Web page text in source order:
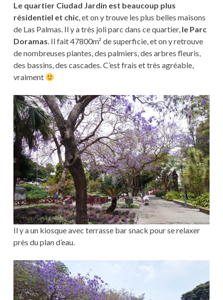
Le quartier Ciudad Jardin est beaucoup plus
résidentiel et chic, et on y trouve les plus belles maisons
de Las Palmas. Il y a très joli parc dans ce quartier, le Parc
Doramas. Il fait 47800m² de superficie, et on y retrouve
de nombreuses plantes, des palmiers, des arbres fleuris,
des bassins, des cascades. C’est frais et très agréable,
vraiment
Il y a un kiosque avec terrasse bar snack pour se relaxer
près du plan d’eau.